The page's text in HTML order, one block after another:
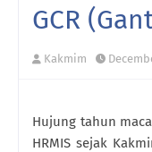
GCR
Kakmim
Hujung tahun
HRMIS sejak